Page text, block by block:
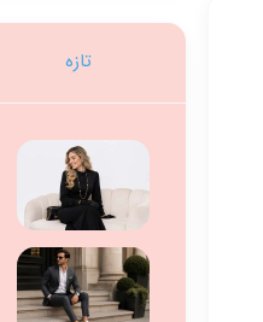
تازه